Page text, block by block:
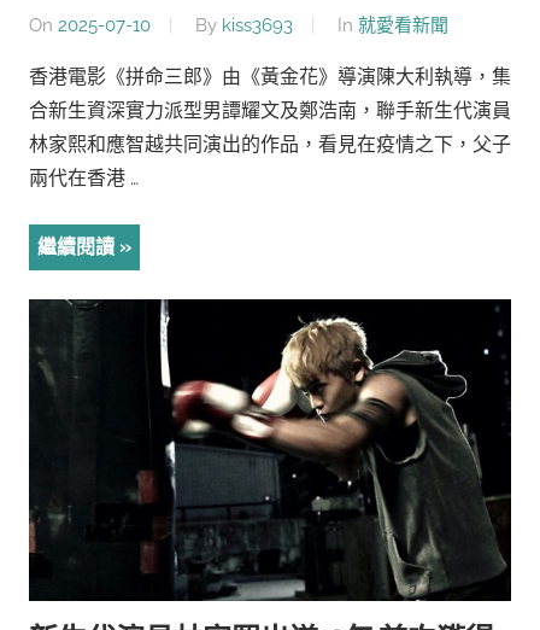
On 2025-07-10 By kiss3693 In 就愛看新聞
香港電影《拼命三郎》由《黃金花》導演陳大利執導，集
合新生資深實力派型男譚耀文及鄭浩南，聯手新生代演員
林家熙和應智越共同演出的作品，看見在疫情之下，父子
兩代在香港 …
繼續閱讀